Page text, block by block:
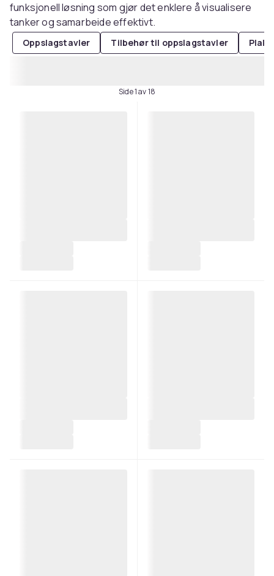
funksjonell løsning som gjør det enklere å visualisere
tanker og samarbeide effektivt.
Oppslagstavler Tilbehør til oppslagstavler
Side 1 av 18